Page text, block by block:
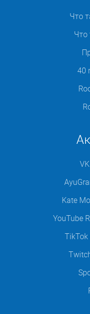
Что
Что
40
Kate
YouTube